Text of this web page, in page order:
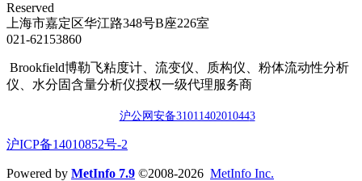
Reserved
上海市嘉定区华江路348号B座226室
021-62153860
Brookfield博勒飞粘度计、流变仪、质构仪、粉体流动性分析
仪、水分固含量分析仪授权一级代理服务商
沪公网安备31011402010443
​沪ICP备14010852号-2
Powered by MetInfo 7.9 ©2008-2026 MetInfo Inc.